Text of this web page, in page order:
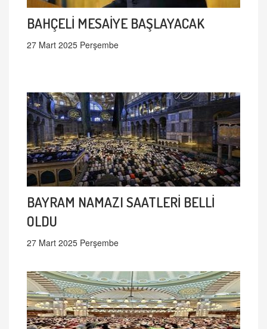
BAHÇELİ MESAİYE BAŞLAYACAK
27 Mart 2025 Perşembe
BAYRAM NAMAZI SAATLERİ BELLİ
OLDU
27 Mart 2025 Perşembe